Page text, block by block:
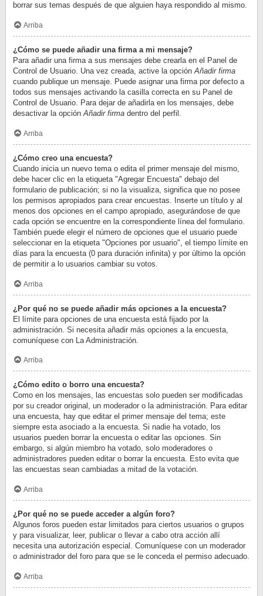
borrar sus temas después de que alguien haya respondido al mismo.
Arriba
¿Cómo se puede añadir una firma a mi mensaje?
Para añadir una firma a sus mensajes debe crearla en el Panel de
Control de Usuario. Una vez creada, active la opciónAñadir firma
cuando publique un mensaje. Puede asignar una firma por defecto a
todos sus mensajes activando la casilla correcta en su Panel de
Control de Usuario. Para dejar de añadirla en los mensajes, debe
desactivar la opciónAñadir firma dentro del perfil.
Arriba
¿Cómo creo una encuesta?
Cuando inicia un nuevo tema o edita el primer mensaje del mismo,
debe hacer clic en la etiqueta "Agregar Encuesta" debajo del
formulario de publicación; si no la visualiza, significa que no posee
los permisos apropiados para crear encuestas. Inserte un título y al
menos dos opciones en el campo apropiado, asegurándose de que
cada opción se encuentre en la correspondiente línea del formulario.
También puede elegir el número de opciones que el usuario puede
seleccionar en la etiqueta "Opciones por usuario", el tiempo límite en
días para la encuesta (0 para duración infinita) y por último la opción
de permitir a lo usuarios cambiar su votos.
Arriba
¿Por qué no se puede añadir más opciones a la encuesta?
El límite para opciones de una encuesta está fijado por la
administración. Si necesita añadir más opciones a la encuesta,
comuníquese con La Administración.
Arriba
¿Cómo edito o borro una encuesta?
Como en los mensajes, las encuestas solo pueden ser modificadas
por su creador original, un moderador o la administración. Para editar
una encuesta, hay que editar el primer mensaje del tema; este
siempre esta asociado a la encuesta. Si nadie ha votado, los
usuarios pueden borrar la encuesta o editar las opciones. Sin
embargo, si algún miembro ha votado, solo moderadores o
administradores pueden editar o borrar la encuesta. Esto evita que
las encuestas sean cambiadas a mitad de la votación.
Arriba
¿Por qué no se puede acceder a algún foro?
Algunos foros pueden estar limitados para ciertos usuarios o grupos
y para visualizar, leer, publicar o llevar a cabo otra acción allí
necesita una autorización especial. Comuníquese con un moderador
o administrador del foro para que se le conceda el permiso adecuado.
Arriba